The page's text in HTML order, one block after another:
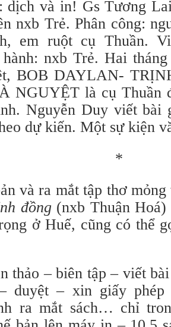
dịch và in! Gs Tương
nxb Trẻ. Phân công:
em ruột cụ Thuần.
nxb Trẻ. Hai
BOB DAYLAN-
NGUYỆT là cụ Thuần
Nguyễn Duy viết
dự kiến. Một sự kiện
*
và ra mắt tập thơ
đồng (nxb Thuận
ở Huế, cũng có thể
thảo – biên tập – viết
duyệt – xin giấy
ra mắt sách… chỉ